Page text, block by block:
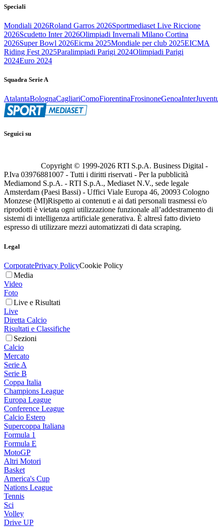
Speciali
Mondiali 2026Roland Garros 2026Sportmediaset Live Riccione
2026Scudetto Inter 2026Olimpiadi Invernali Milano Cortina
2026Super Bowl 2026Eicma 2025Mondiale per club 2025EICMA
Riding Fest 2025Paralimpiadi Parigi 2024Olimpiadi Parigi
2024Euro 2024
Squadra Serie A
AtalantaBolognaCagliariComoFiorentinaFrosinoneGenoaInter
Seguici su
Copyright © 1999-2026 RTI S.p.A. Business Digital -
P.Iva 03976881007 - Tutti i diritti riservati - Per la pubblicità
Mediamond S.p.A. - RTI S.p.A., Mediaset N.V., sede legale
Amsterdam (Paesi Bassi) - Uffici Viale Europa 46, 20093 Cologno
Monzese (MI)Rispetto ai contenuti e ai dati personali trasmessi e/o
riprodotti è vietata ogni utilizzazione funzionale all’addestramento di
sistemi di intelligenza artificiale generativa. È altresì fatto divieto
espresso di utilizzare mezzi automatizzati di data scraping.
Legal
CorporatePrivacy PolicyCookie Policy
Media
Video
Foto
Live e Risultati
Live
Diretta Calcio
Risultati e Classifiche
Sezioni
Calcio
Mercato
Serie A
Serie B
Coppa Italia
Champions League
Europa League
Conference League
Calcio Estero
Supercoppa Italiana
Formula 1
Formula E
MotoGP
Altri Motori
Basket
America's Cup
Nations League
Tennis
Sci
Volley
Drive UP